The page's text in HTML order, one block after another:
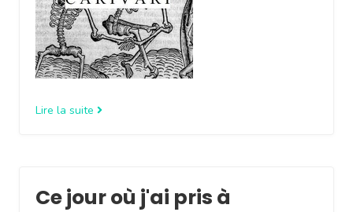
Lire la suite
Ce jour où j'ai pris à